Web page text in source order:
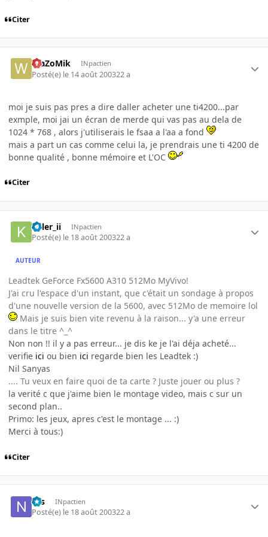
Citer
WaZoMik INpactien
Posté(e) le 14 août 200322 a
moi je suis pas pres a dire daller acheter une ti4200...par
exmple, moi jai un écran de merde qui vas pas au dela de
1024 * 768 , alors j'utiliserais le fsaa a l'aa a fond
mais a part un cas comme celui la, je prendrais une ti 4200 de
bonne qualité , bonne mémoire et L'OC
Citer
killer_ii INpactien
Posté(e) le 18 août 200322 a
AUTEUR
Leadtek GeForce Fx5600 A310 512Mo MyVivo!
J'ai cru l'espace d'un instant, que c'était un sondage à propos
d'une nouvelle version de la 5600, avec 512Mo de memoire lol
Mais je suis bien vite revenu à la raison... y'a une erreur
dans le titre ^_^
Non non !! il y a pas erreur... je dis ke je l'ai déja acheté...
verifie ici ou bien ici regarde bien les Leadtek :)
Nil Sanyas
.... Tu veux en faire quoi de ta carte ? Juste jouer ou plus ?
la verité c que j'aime bien le montage video, mais c sur un
second plan..
Primo: les jeux, apres c'est le montage ... :)
Merci à tous:)
Citer
Nis INpactien
Posté(e) le 18 août 200322 a